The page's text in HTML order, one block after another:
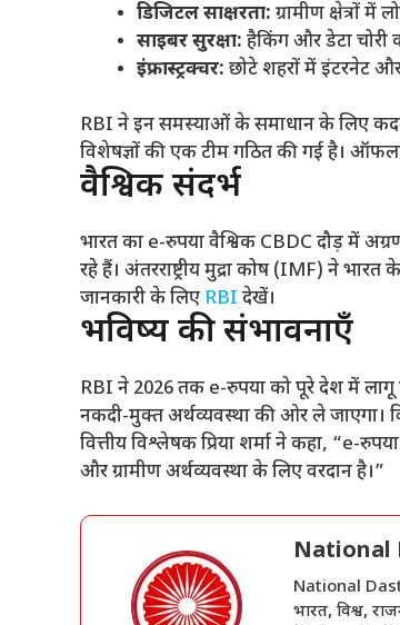
डिजिटल साक्षरता: ग्रामीण क्षेत्रों में
साइबर सुरक्षा: हैकिंग और डेटा चोरी
इंफ्रास्ट्रक्चर: छोटे शहरों में इंटरनेट
RBI ने इन समस्याओं के समाधान के लिए
विशेषज्ञों की एक टीम गठित की गई है।
वैश्विक संदर्भ
भारत का e-रुपया वैश्विक CBDC दौड़ में
रहे हैं। अंतरराष्ट्रीय मुद्रा कोष (IMF) ने
जानकारी के लिए RBI देखें।
भविष्य की संभावनाएँ
RBI ने 2026 तक e-रुपया को पूरे देश में लागू
नकदी-मुक्त अर्थव्यवस्था की ओर ले जाएगा।
वित्तीय विश्लेषक प्रिया शर्मा ने कहा, “e-
और ग्रामीण अर्थव्यवस्था के लिए वरदान है।”
National
National
भारत, विश्व,